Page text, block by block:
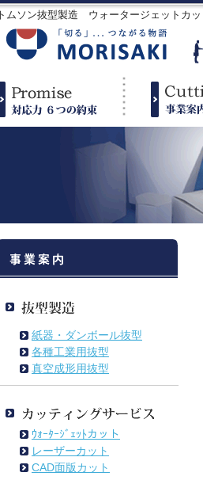
トムソン抜型製造 ウォータージェット
紙器・ダンボール抜型
各種工業用抜型
真空成形用抜型
ｳｫｰﾀｰｼﾞｪｯﾄカット
レーザーカット
CAD面版カット